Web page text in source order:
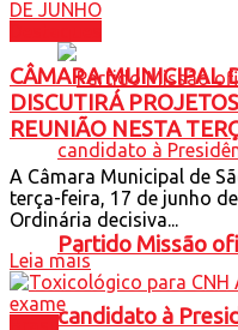
Partido Missão
candidato à
CÂMARA MUNICIPAL
DISCUTIRÁ
REUNIÃO NESTA
A Câmara Municipal de
terça-feira, 17 de junho
Ordinária decisiva...
Leia mais